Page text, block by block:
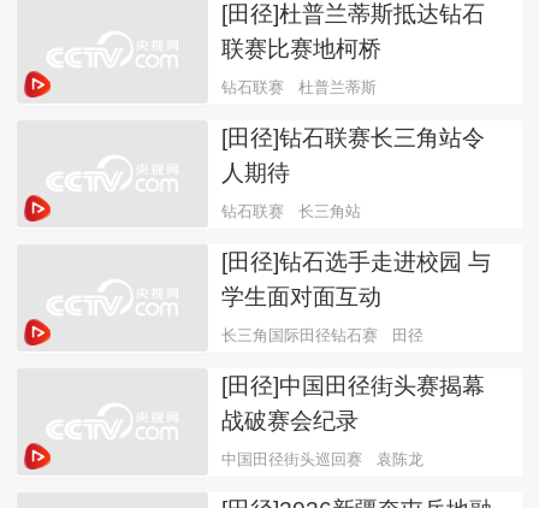
[田径]杜普兰蒂斯抵达钻石
联赛比赛地柯桥
钻石联赛 杜普兰蒂斯
[田径]钻石联赛长三角站令
人期待
钻石联赛 长三角站
[田径]钻石选手走进校园 与
学生面对面互动
长三角国际田径钻石赛 田径
[田径]中国田径街头赛揭幕
战破赛会纪录
中国田径街头巡回赛 袁陈龙